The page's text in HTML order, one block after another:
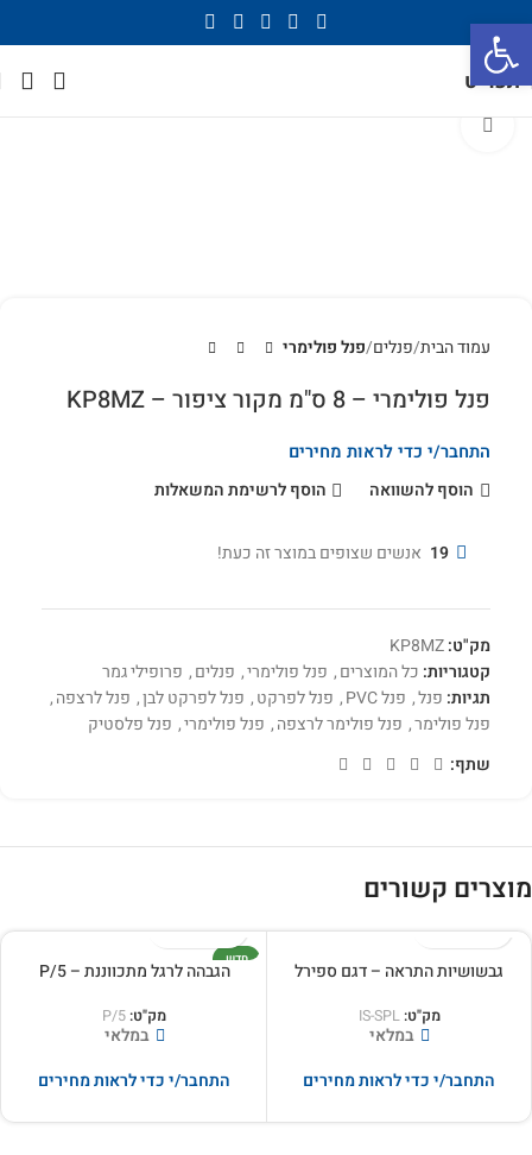
תפריט
עמוד הבית פנלים פנל פולימרי
פנל פולימרי – 8 ס"מ מקור ציפור – KP8MZ
התחבר/י כדי לראות מחירים
הוסף להשוואה
הוסף לרשימת המשאלות
19 אנשים שצופים במוצר זה כעת!
מק"ט:KP8MZ
קטגוריות: כל המוצרים, פנל פולימרי, פנלים, פרופילי גמר
תגיות: פנל, פנל PVC , פנל לפרקט, פנל לפרקט לבן, פנל לרצפה,
פנל פולימר, פנל פולימר לרצפה, פנל פולימרי, פנל פלסטיק
שתף:
מוצרים קשורים
גבשושיות התראה – דגם ספירל
מק"ט:IS-SPL
במלאי
התחבר/י כדי לראות מחירים
חדשהגבהה לרגל מתכווננת – P/5
מק"ט: P/5
במלאי
התחבר/י כדי לראות מחירים
פתח סרגל נגישות